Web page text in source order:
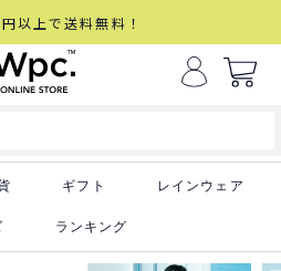
以上で送料無料！
ギフト レインウェア
ランキング